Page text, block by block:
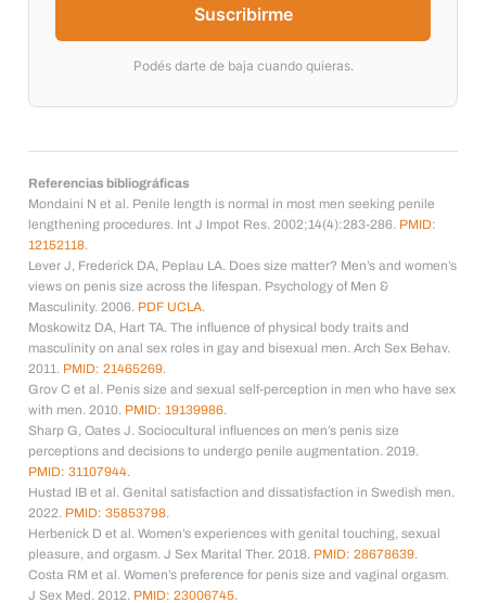
Suscribirme
Podés darte de baja cuando quieras.
Referencias bibliográficas
Mondaini N et al. Penile length is normal in most men seeking penile
lengthening procedures. Int J Impot Res. 2002;14(4):283-286. PMID:
12152118.
Lever J, Frederick DA, Peplau LA. Does size matter? Men’s and women’s
views on penis size across the lifespan. Psychology of Men &
Masculinity. 2006. PDF UCLA.
Moskowitz DA, Hart TA. The influence of physical body traits and
masculinity on anal sex roles in gay and bisexual men. Arch Sex Behav.
2011. PMID: 21465269.
Grov C et al. Penis size and sexual self-perception in men who have sex
with men. 2010. PMID: 19139986.
Sharp G, Oates J. Sociocultural influences on men’s penis size
perceptions and decisions to undergo penile augmentation. 2019.
PMID: 31107944.
Hustad IB et al. Genital satisfaction and dissatisfaction in Swedish men.
2022. PMID: 35853798.
Herbenick D et al. Women’s experiences with genital touching, sexual
pleasure, and orgasm. J Sex Marital Ther. 2018. PMID: 28678639.
Costa RM et al. Women’s preference for penis size and vaginal orgasm.
J Sex Med. 2012. PMID: 23006745.